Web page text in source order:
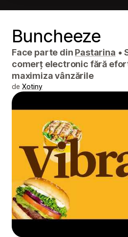
Buncheeze
Face parte din Pastarina •
comerț electronic fără
maximiza vânzările
de Xotiny